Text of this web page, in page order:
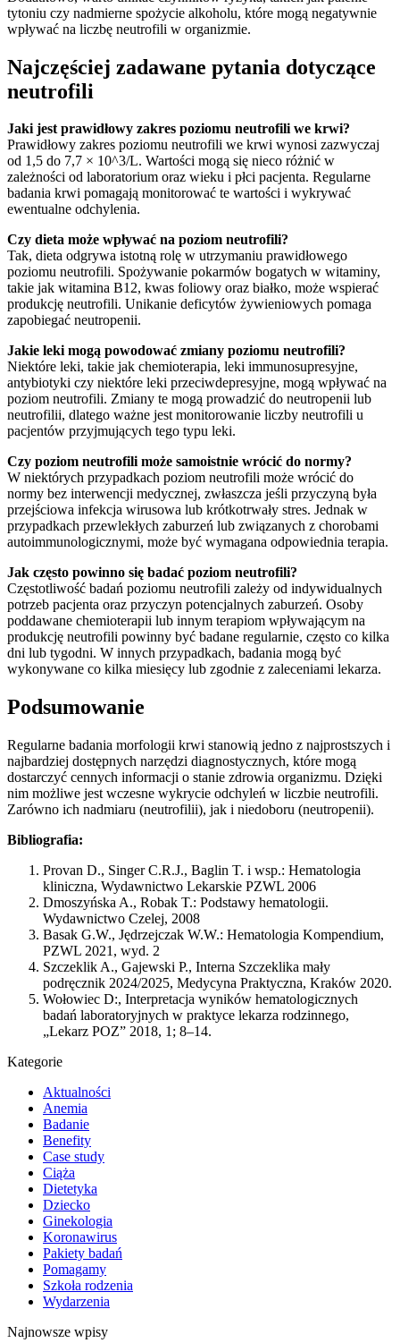
tytoniu czy nadmierne spożycie alkoholu, które mogą negatywnie
wpływać na liczbę neutrofili w organizmie.
Najczęściej zadawane pytania dotyczące
neutrofili
Jaki jest prawidłowy zakres poziomu neutrofili we krwi?
Prawidłowy zakres poziomu neutrofili we krwi wynosi zazwyczaj
od 1,5 do 7,7 × 10^3/L. Wartości mogą się nieco różnić w
zależności od laboratorium oraz wieku i płci pacjenta. Regularne
badania krwi pomagają monitorować te wartości i wykrywać
ewentualne odchylenia.
Czy dieta może wpływać na poziom neutrofili?
Tak, dieta odgrywa istotną rolę w utrzymaniu prawidłowego
poziomu neutrofili. Spożywanie pokarmów bogatych w witaminy,
takie jak witamina B12, kwas foliowy oraz białko, może wspierać
produkcję neutrofili. Unikanie deficytów żywieniowych pomaga
zapobiegać neutropenii.
Jakie leki mogą powodować zmiany poziomu neutrofili?
Niektóre leki, takie jak chemioterapia, leki immunosupresyjne,
antybiotyki czy niektóre leki przeciwdepresyjne, mogą wpływać na
poziom neutrofili. Zmiany te mogą prowadzić do neutropenii lub
neutrofilii, dlatego ważne jest monitorowanie liczby neutrofili u
pacjentów przyjmujących tego typu leki.
Czy poziom neutrofili może samoistnie wrócić do normy?
W niektórych przypadkach poziom neutrofili może wrócić do
normy bez interwencji medycznej, zwłaszcza jeśli przyczyną była
przejściowa infekcja wirusowa lub krótkotrwały stres. Jednak w
przypadkach przewlekłych zaburzeń lub związanych z chorobami
autoimmunologicznymi, może być wymagana odpowiednia terapia.
Jak często powinno się badać poziom neutrofili?
Częstotliwość badań poziomu neutrofili zależy od indywidualnych
potrzeb pacjenta oraz przyczyn potencjalnych zaburzeń. Osoby
poddawane chemioterapii lub innym terapiom wpływającym na
produkcję neutrofili powinny być badane regularnie, często co kilka
dni lub tygodni. W innych przypadkach, badania mogą być
wykonywane co kilka miesięcy lub zgodnie z zaleceniami lekarza.
Podsumowanie
Regularne badania morfologii krwi stanowią jedno z najprostszych i
najbardziej dostępnych narzędzi diagnostycznych, które mogą
dostarczyć cennych informacji o stanie zdrowia organizmu. Dzięki
nim możliwe jest wczesne wykrycie odchyleń w liczbie neutrofili.
Zarówno ich nadmiaru (neutrofilii), jak i niedoboru (neutropenii).
Bibliografia:
Provan D., Singer C.R.J., Baglin T. i wsp.: Hematologia
kliniczna, Wydawnictwo Lekarskie PZWL 2006
Dmoszyńska A., Robak T.: Podstawy hematologii.
Wydawnictwo Czelej, 2008
Basak G.W., Jędrzejczak W.W.: Hematologia Kompendium,
PZWL 2021, wyd. 2
Szczeklik A., Gajewski P., Interna Szczeklika mały
podręcznik 2024/2025, Medycyna Praktyczna, Kraków 2020.
Wołowiec D:, Interpretacja wyników hematologicznych
badań laboratoryjnych w praktyce lekarza rodzinnego,
„Lekarz POZ” 2018, 1; 8–14.
Kategorie
Aktualności
Anemia
Badanie
Benefity
Case study
Ciąża
Dietetyka
Dziecko
Ginekologia
Koronawirus
Pakiety badań
Pomagamy
Szkoła rodzenia
Wydarzenia
Najnowsze wpisy